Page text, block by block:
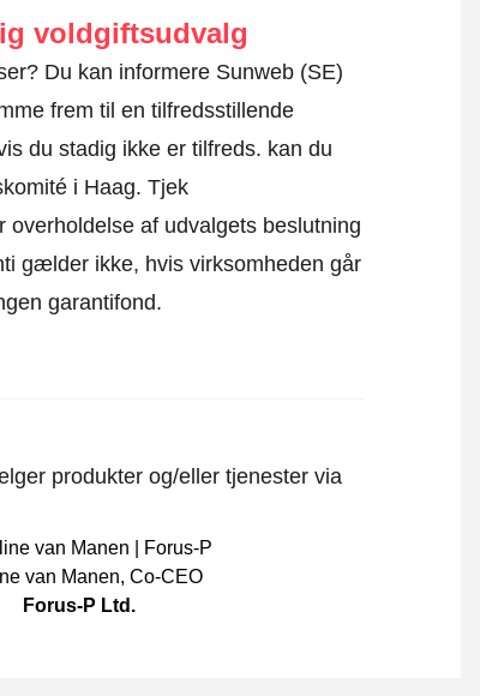
voldgiftsudvalg
Du kan informere Sunweb (SE)
frem til en tilfredsstillende
du stadig ikke er tilfreds. kan du
i Haag. Tjek
overholdelse af udvalgets beslutning
gælder ikke, hvis virksomheden går
garantifond.
produkter og/eller tjenester via
van Manen, Co-CEO
Forus-P Ltd.